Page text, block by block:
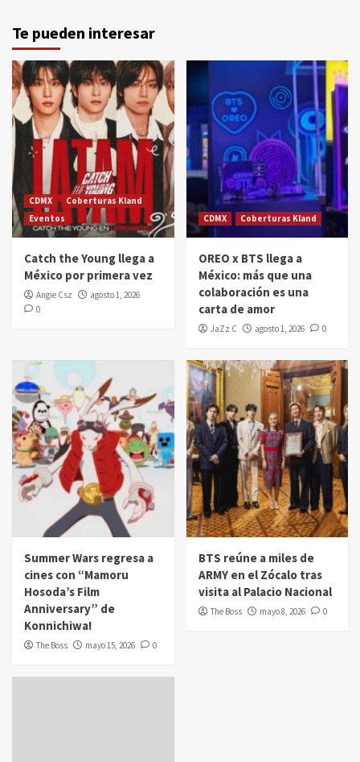
Te pueden interesar
CDMX
Coberturas Kland
Eventos
Catch the Young llega a
México por primera vez
Angie Csz
agosto 1, 2026
0
CDMX Coberturas Kland
OREO x BTS llega a
México: más que una
colaboración es una
carta de amor
JaZz C agosto 1, 2026 0
Summer Wars regresa a
cines con “Mamoru
Hosoda’s Film
Anniversary” de
Konnichiwa!
The Boss mayo 15, 2026 0
BTS reúne a miles de
ARMY en el Zócalo tras
visita al Palacio Nacional
The Boss mayo 8, 2026 0